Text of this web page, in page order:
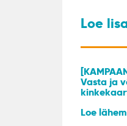
Loe
Vasta ja
Loe